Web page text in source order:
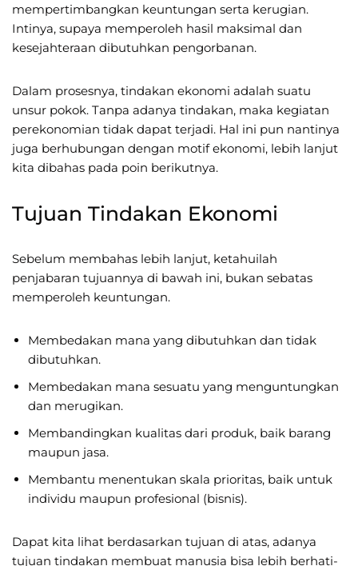
mempertimbangkan keuntungan serta kerugian.
Intinya, supaya memperoleh hasil maksimal dan
kesejahteraan dibutuhkan pengorbanan.
Dalam prosesnya, tindakan ekonomi adalah suatu
unsur pokok. Tanpa adanya tindakan, maka kegiatan
perekonomian tidak dapat terjadi. Hal ini pun nantinya
juga berhubungan dengan motif ekonomi, lebih lanjut
kita dibahas pada poin berikutnya.
Tujuan Tindakan Ekonomi
Sebelum membahas lebih lanjut, ketahuilah
penjabaran tujuannya di bawah ini, bukan sebatas
memperoleh keuntungan.
Membedakan mana yang dibutuhkan dan tidak
dibutuhkan.
Membedakan mana sesuatu yang menguntungkan
dan merugikan.
Membandingkan kualitas dari produk, baik barang
maupun jasa.
Membantu menentukan skala prioritas, baik untuk
individu maupun profesional (bisnis).
Dapat kita lihat berdasarkan tujuan di atas, adanya
tujuan tindakan membuat manusia bisa lebih berhati-